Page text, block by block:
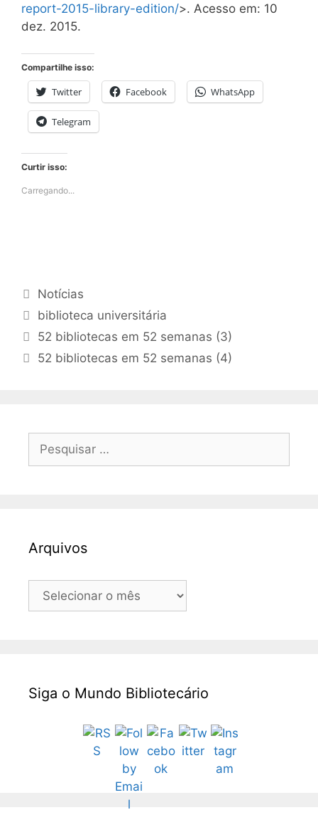
report-2015-library-edition/>. Acesso em: 10
dez. 2015.
Compartilhe isso:
Twitter Facebook WhatsApp
Telegram
Curtir isso:
Carregando...
Categorias
Notícias
Tags
biblioteca universitária
52 bibliotecas em 52 semanas (3)
52 bibliotecas em 52 semanas (4)
Pesquisar
Arquivos
Arquivos
Siga o Mundo Bibliotecário